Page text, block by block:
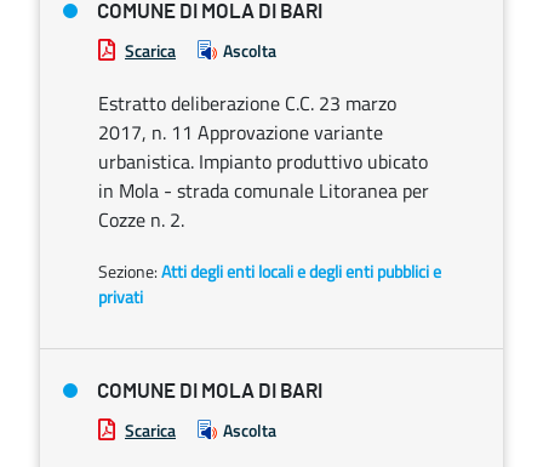
COMUNE DI MOLA DI BARI
Scarica Ascolta
Estratto deliberazione C.C. 23 marzo
2017, n. 11 Approvazione variante
urbanistica. Impianto produttivo ubicato
in Mola - strada comunale Litoranea per
Cozze n. 2.
Sezione:Atti degli enti locali e degli enti pubblici e
privati
COMUNE DI MOLA DI BARI
Scarica Ascolta